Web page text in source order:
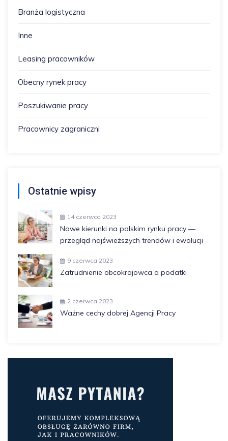
Branża logistyczna
Inne
Leasing pracowników
Obecny rynek pracy
Poszukiwanie pracy
Pracownicy zagraniczni
Ostatnie wpisy
14 czerwca 2023
Nowe kierunki na polskim rynku pracy —
przegląd najświeższych trendów i ewolucji
9 czerwca 2023
Zatrudnienie obcokrajowca a podatki
2 czerwca 2023
Ważne cechy dobrej Agencji Pracy